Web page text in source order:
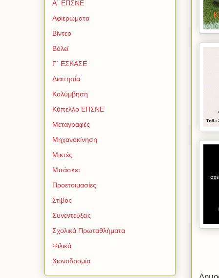
Α΄ ΕΠΣΝΕ
Αφιερώματα
Βίντεο
Βόλεϊ
Γ΄ ΕΣΚΑΣΕ
Διαιτησία
Κολύμβηση
Κύπελλο ΕΠΣΝΕ
Μεταγραφές
Μηχανοκίνηση
Μικτές
Μπάσκετ
Προετοιμασίες
Στίβος
Συνεντεύξεις
Σχολικά Πρωταθλήματα
Φιλικά
Χιονοδρομία